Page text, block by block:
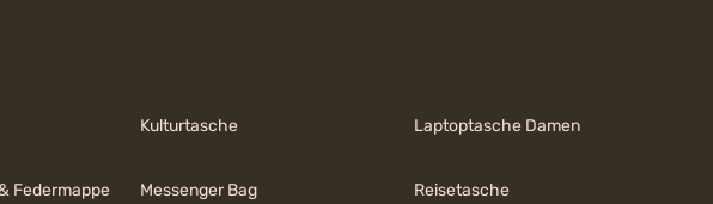
Kulturtasche Laptoptasche Damen
Federmappe Messenger Bag Reisetasche